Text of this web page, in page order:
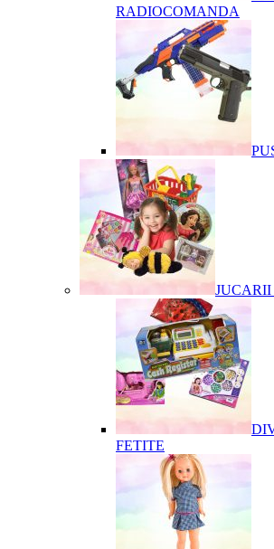
RADIOCOMANDA
JUCARII
FETITE